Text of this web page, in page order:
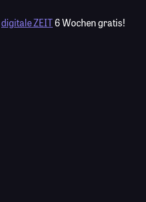
digitale ZEIT6 Wochen gratis!